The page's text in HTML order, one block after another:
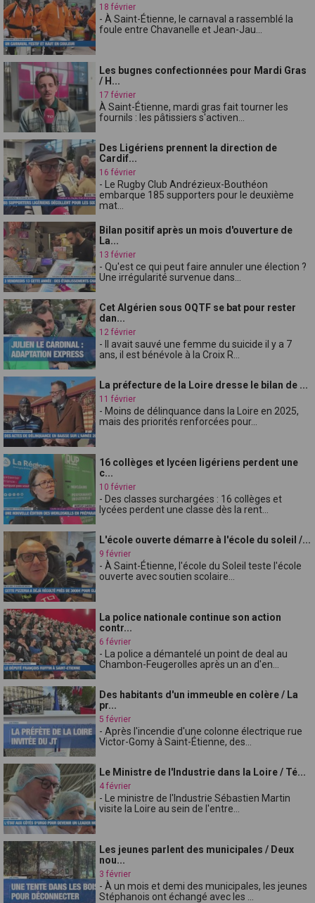
18 février
- À Saint-Étienne, le carnaval a rassemblé la
foule entre Chavanelle et Jean-Jau...
Les bugnes confectionnées pour Mardi Gras
/ H...
17 février
À Saint-Étienne, mardi gras fait tourner les
fournils : les pâtissiers s'activen...
Des Ligériens prennent la direction de
Cardif...
16 février
- Le Rugby Club Andrézieux-Bouthéon
embarque 185 supporters pour le deuxième
mat...
Bilan positif après un mois d'ouverture de
La...
13 février
- Qu'est ce qui peut faire annuler une élection ?
Une irrégularité survenue dans...
Cet Algérien sous OQTF se bat pour rester
dan...
12 février
- Il avait sauvé une femme du suicide il y a 7
ans, il est bénévole à la Croix R...
La préfecture de la Loire dresse le bilan de ...
11 février
- Moins de délinquance dans la Loire en 2025,
mais des priorités renforcées pour...
16 collèges et lycéen ligériens perdent une
c...
10 février
- Des classes surchargées : 16 collèges et
lycées perdent une classe dès la rent...
L'école ouverte démarre à l'école du soleil /...
9 février
- À Saint-Étienne, l'école du Soleil teste l'école
ouverte avec soutien scolaire...
La police nationale continue son action
contr...
6 février
- La police a démantelé un point de deal au
Chambon-Feugerolles après un an d'en...
Des habitants d'un immeuble en colère / La
pr...
5 février
- Après l'incendie d'une colonne électrique rue
Victor-Gomy à Saint-Étienne, des...
Le Ministre de l'Industrie dans la Loire / Té...
4 février
- Le ministre de l'Industrie Sébastien Martin
visite la Loire au sein de l'entre...
Les jeunes parlent des municipales / Deux
nou...
3 février
- À un mois et demi des municipales, les jeunes
Stéphanois ont échangé avec les ...